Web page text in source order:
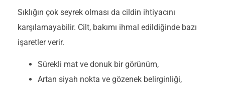
Sıklığın çok seyrek olması da cildin ihtiyacını
karşılamayabilir. Cilt, bakımı ihmal edildiğinde bazı
işaretler verir.
Sürekli mat ve donuk bir görünüm,
Artan siyah nokta ve gözenek belirginliği,